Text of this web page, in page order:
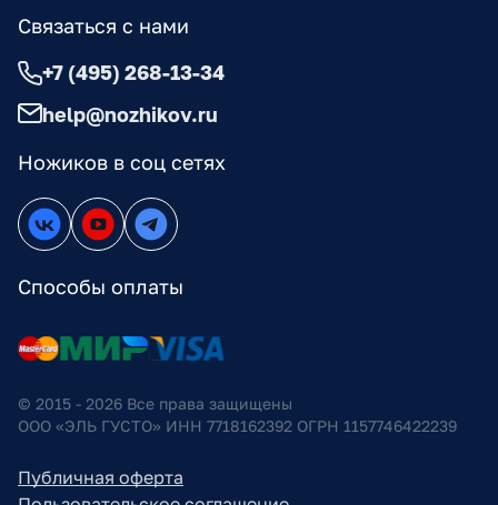
Ножиков в соц сетях
Способы оплаты
Связаться с нами
+7 (495) 268-13-34
help@nozhikov.ru
© 2015 - 2026 Все права защищены
ООО «ЭЛЬ ГУСТО» ИНН 7718162392 ОГРН 1157746422239
Публичная оферта